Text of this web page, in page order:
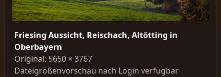
Friesing Aussicht, Reischach, Altötting in
Oberbayern
Original: 5650 × 3767
Dateigrößenvorschau nach Login verfügbar